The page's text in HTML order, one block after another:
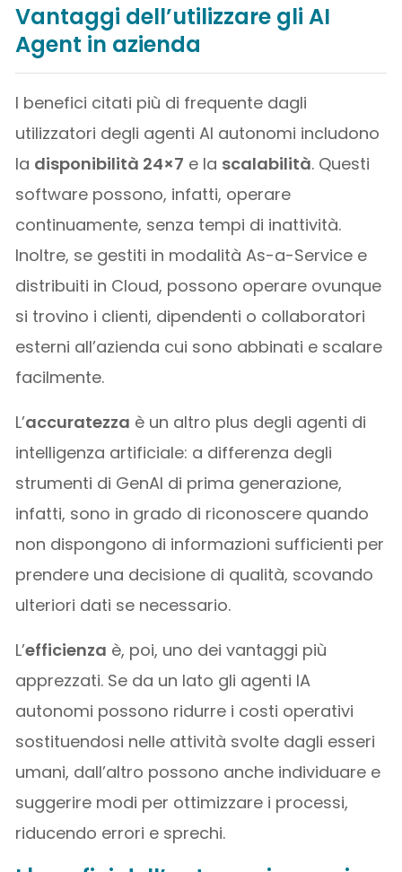
Vantaggi dell’utilizzare gli AI
Agent in azienda
I benefici citati più di frequente dagli
utilizzatori degli agenti AI autonomi includono
la disponibilità 24×7 e la scalabilità. Questi
software possono, infatti, operare
continuamente, senza tempi di inattività.
Inoltre, se gestiti in modalità As-a-Service e
distribuiti in Cloud, possono operare ovunque
si trovino i clienti, dipendenti o collaboratori
esterni all’azienda cui sono abbinati e scalare
facilmente.
L’accuratezza è un altro plus degli agenti di
intelligenza artificiale: a differenza degli
strumenti di GenAI di prima generazione,
infatti, sono in grado di riconoscere quando
non dispongono di informazioni sufficienti per
prendere una decisione di qualità, scovando
ulteriori dati se necessario.
L’efficienza è, poi, uno dei vantaggi più
apprezzati. Se da un lato gli agenti IA
autonomi possono ridurre i costi operativi
sostituendosi nelle attività svolte dagli esseri
umani, dall’altro possono anche individuare e
suggerire modi per ottimizzare i processi,
riducendo errori e sprechi.